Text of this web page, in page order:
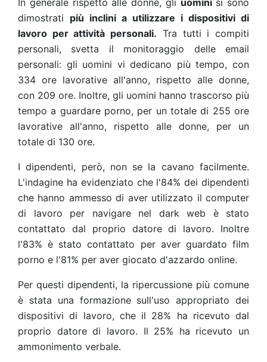
In generale rispetto alle donne, gli uomini si sono
dimostrati più inclini a utilizzare i dispositivi di
lavoro per attività personali. Tra tutti i compiti
personali, svetta il monitoraggio delle email
personali: gli uomini vi dedicano più tempo, con
334 ore lavorative all'anno, rispetto alle donne,
con 209 ore. Inoltre, gli uomini hanno trascorso più
tempo a guardare porno, per un totale di 255 ore
lavorative all'anno, rispetto alle donne, per un
totale di 130 ore.
I dipendenti, però, non se la cavano facilmente.
L'indagine ha evidenziato che l'84% dei dipendenti
che hanno ammesso di aver utilizzato il computer
di lavoro per navigare nel dark web è stato
contattato dal proprio datore di lavoro. Inoltre
l'83% è stato contattato per aver guardato film
porno e l'81% per aver giocato d'azzardo online.
Per questi dipendenti, la ripercussione più comune
è stata una formazione sull'uso appropriato dei
dispositivi di lavoro, che il 28% ha ricevuto dal
proprio datore di lavoro. Il 25% ha ricevuto un
ammonimento verbale.